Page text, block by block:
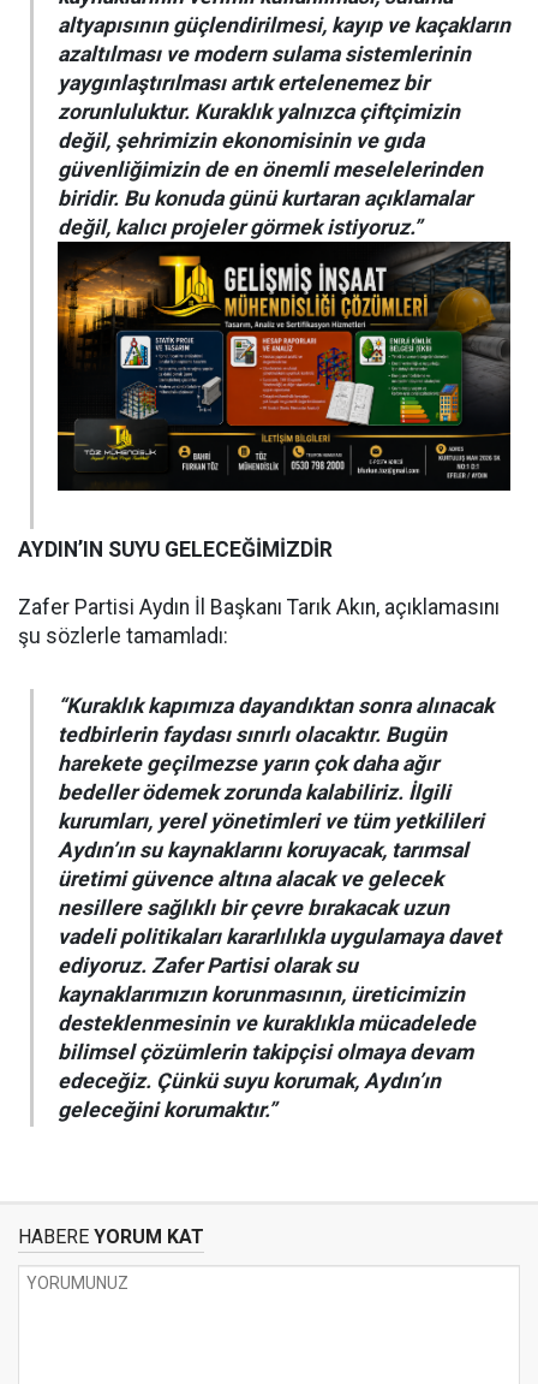
altyapısının güçlendirilmesi, kayıp ve kaçakların
azaltılması ve modern sulama sistemlerinin
yaygınlaştırılması artık ertelenemez bir
zorunluluktur. Kuraklık yalnızca çiftçimizin
değil, şehrimizin ekonomisinin ve gıda
güvenliğimizin de en önemli meselelerinden
biridir. Bu konuda günü kurtaran açıklamalar
değil, kalıcı projeler görmek istiyoruz.”
AYDIN’IN SUYU GELECEĞİMİZDİR
Zafer Partisi Aydın İl Başkanı Tarık Akın, açıklamasını
şu sözlerle tamamladı:
“Kuraklık kapımıza dayandıktan sonra alınacak
tedbirlerin faydası sınırlı olacaktır. Bugün
harekete geçilmezse yarın çok daha ağır
bedeller ödemek zorunda kalabiliriz. İlgili
kurumları, yerel yönetimleri ve tüm yetkilileri
Aydın’ın su kaynaklarını koruyacak, tarımsal
üretimi güvence altına alacak ve gelecek
nesillere sağlıklı bir çevre bırakacak uzun
vadeli politikaları kararlılıkla uygulamaya davet
ediyoruz. Zafer Partisi olarak su
kaynaklarımızın korunmasının, üreticimizin
desteklenmesinin ve kuraklıkla mücadelede
bilimsel çözümlerin takipçisi olmaya devam
edeceğiz. Çünkü suyu korumak, Aydın’ın
geleceğini korumaktır.”
HABERE YORUM KAT